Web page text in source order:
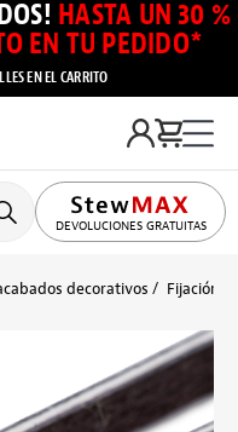
HASTA UN 30 %
EN TU PEDIDO*
EN EL CARRITO
DEVOLUCIONES GRATUITAS
decorativos Fijación